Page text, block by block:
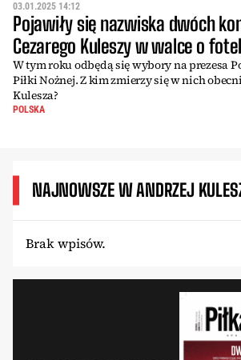
03.01.2025 14:12
Pojawiły się nazwiska dwóch
Cezarego Kuleszy w walce o
W tym roku odbędą się wybory na prezesa
Piłki Nożnej. Z kim zmierzy się w nich
Kulesza?
POLSKA
NAJNOWSZE W ANDRZEJ
Brak wpisów.